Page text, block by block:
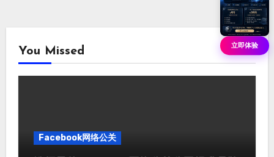
You Missed
Facebook网络公关
立即体验